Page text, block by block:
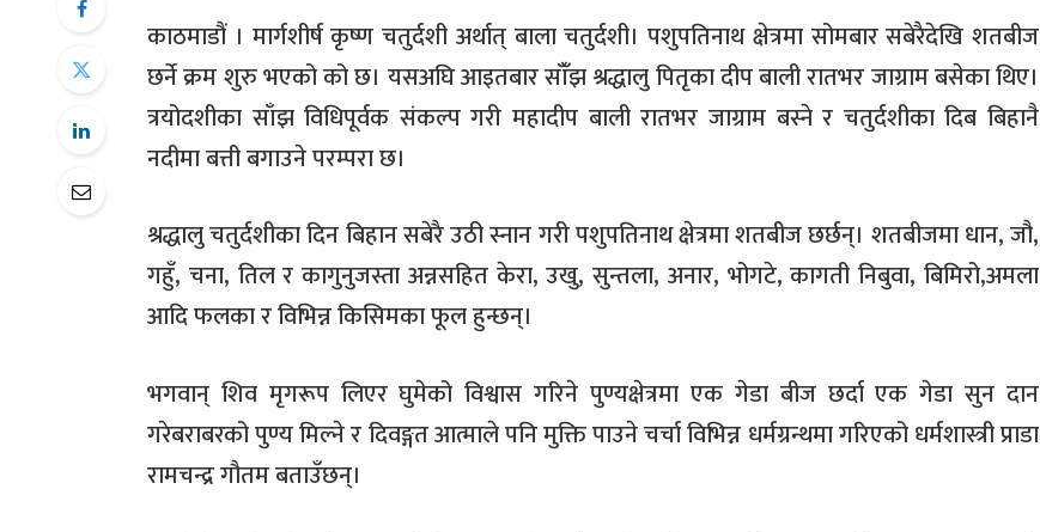
काठमाडौं । मार्गशीर्ष कृष्ण चतुर्दशी अर्थात् बाला चतुर्दशी। पशुपतिनाथ क्षेत्रमा सोमबार सबेरैदेखि शतबीज
छर्ने क्रम शुरु भएको को छ। यसअघि आइतबार साँँझ श्रद्धालु पितृका दीप बाली रातभर जाग्राम बसेका थिए।
त्रयोदशीका साँझ विधिपूर्वक संकल्प गरी महादीप बाली रातभर जाग्राम बस्ने र चतुर्दशीका दिब बिहानै
नदीमा बत्ती बगाउने परम्परा छ।
श्रद्धालु चतुर्दशीका दिन बिहान सबेरै उठी स्नान गरी पशुपतिनाथ क्षेत्रमा शतबीज छर्छन्। शतबीजमा धान, जौ,
गहुँ, चना, तिल र कागुनुजस्ता अन्नसहित केरा, उखु, सुन्तला, अनार, भोगटे, कागती निबुवा, बिमिरो,अमला
आदि फलका र विभिन्न किसिमका फूल हुन्छन्।
भगवान् शिव मृगरूप लिएर घुमेको विश्वास गरिने पुण्यक्षेत्रमा एक गेडा बीज छर्दा एक गेडा सुन दान
गरेबराबरको पुण्य मिल्ने र दिवङ्गत आत्माले पनि मुक्ति पाउने चर्चा विभिन्न धर्मग्रन्थमा गरिएको धर्मशास्त्री प्राडा
रामचन्द्र गौतम बताउँछन्।